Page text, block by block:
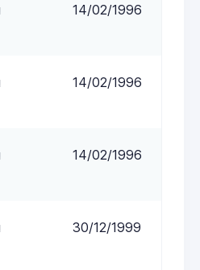
14/02/1996
14/02/1996
14/02/1996
30/12/1999